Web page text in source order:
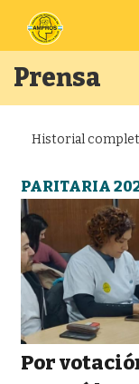
Prensa
Historial
PARITARIA
Por